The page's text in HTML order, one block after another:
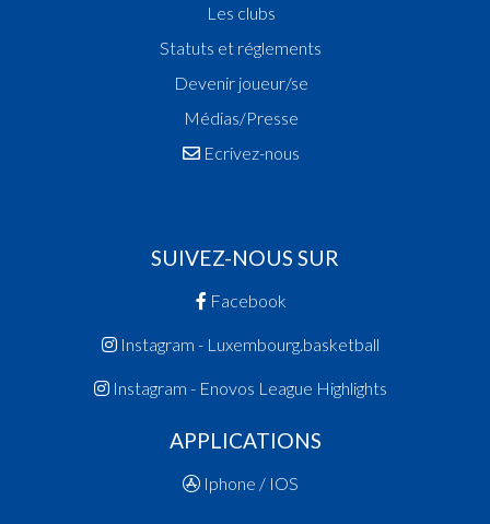
Les clubs
Statuts et réglements
Devenir joueur/se
Médias/Presse
Ecrivez-nous
SUIVEZ-NOUS SUR
Facebook
Instagram - Luxembourg.basketball
Instagram - Enovos League Highlights
APPLICATIONS
Iphone / IOS